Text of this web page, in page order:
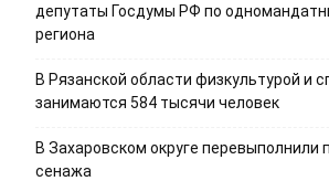
депутаты Госдумы РФ по
региона
В Рязанской области физкультурой и
занимаются 584 тысячи человек
В Захаровском округе перевыполнили
сенажа